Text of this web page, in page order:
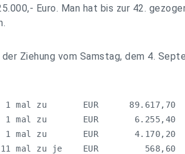
Euro. Man hat bis zur 42.
Ziehung vom Samstag, dem 4.
1 mal zu       EUR      89.617,70
zu       EUR       6.255,40
zu       EUR       4.170,20
mal zu je    EUR         568,60